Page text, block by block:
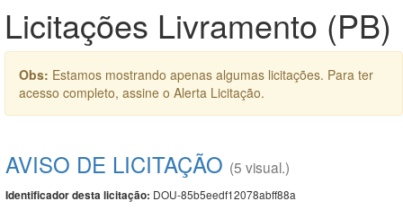
Licitações Livramento (PB)
Obs: Estamos mostrando apenas algumas licitações. Para ter
acesso completo, assine o Alerta Licitação.
AVISO DE LICITAÇÃO (5 visual.)
Identificador desta licitação: DOU-85b5eedf12078abff88a